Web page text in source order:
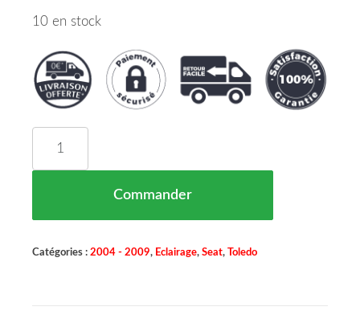
10 en stock
Commander
Catégories : 2004 - 2009, Eclairage, Seat, Toledo